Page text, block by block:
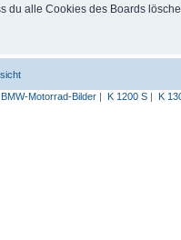
du alle Cookies des Boards
BMW-Motorrad-Bilder| K 1200 S| K